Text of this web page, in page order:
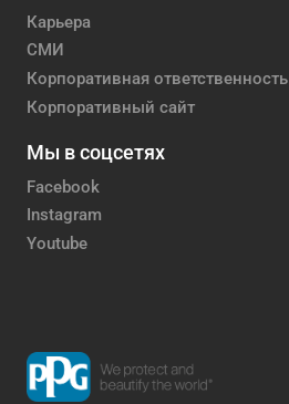
Карьера
СМИ
Корпоративная ответственность
Корпоративный сайт
Мы в соцсетях
Facebook
Instagram
Youtube